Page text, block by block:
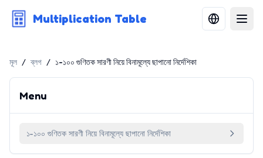
Multiplication Table
মূল / ব্লগ / ১-১০০ গুণিতক সারণী নিয়ে বিনামূল্যে ছাপানো নির্দেশিকা
Menu
১-১০০ গুণিতক সারণী নিয়ে বিনামূল্যে ছাপানো নির্দেশিকা